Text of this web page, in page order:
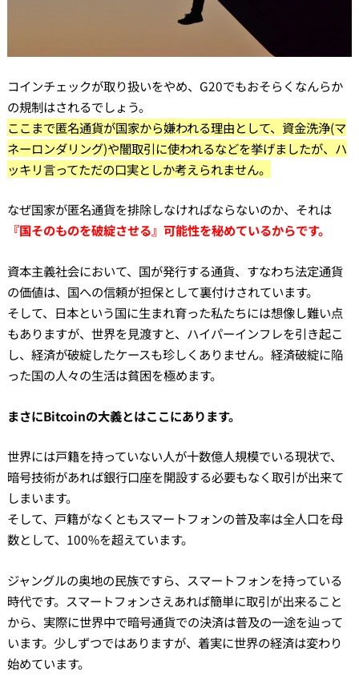
コインチェックが取り扱いをやめ、G20でもおそらくなんらか
の規制はされるでしょう。
ここまで匿名通貨が国家から嫌われる理由として、資金洗浄(マ
ネーロンダリング)や闇取引に使われるなどを挙げましたが、ハ
ッキリ言ってただの口実としか考えられません。
なぜ国家が匿名通貨を排除しなければならないのか、それは
『国そのものを破綻させる』可能性を秘めているからです。
資本主義社会において、国が発行する通貨、すなわち法定通貨
の価値は、国への信頼が担保として裏付けされています。
そして、日本という国に生まれ育った私たちには想像し難い点
もありますが、世界を見渡すと、ハイパーインフレを引き起こ
し、経済が破綻したケースも珍しくありません。経済破綻に陥
った国の人々の生活は貧困を極めます。
まさにBitcoinの大義とはここにあります。
世界には戸籍を持っていない人が十数億人規模でいる現状で、
暗号技術があれば銀行口座を開設する必要もなく取引が出来て
しまいます。
そして、戸籍がなくともスマートフォンの普及率は全人口を母
数として、100%を超えています。
ジャングルの奥地の民族ですら、スマートフォンを持っている
時代です。スマートフォンさえあれば簡単に取引が出来ること
から、実際に世界中で暗号通貨での決済は普及の一途を辿って
います。少しずつではありますが、着実に世界の経済は変わり
始めています。